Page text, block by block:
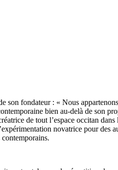
son fondateur : « Nous
bien au-delà de son
de tout l’espace occitan dans
novatrice pour des